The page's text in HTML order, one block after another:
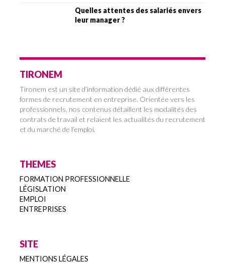
Quelles attentes des salariés envers
leur manager ?
TIRONEM
Tironem est un site d’information dédié aux différentes
formes de recrutement en entreprise. Orientée vers les
professionnels, nos contenus détaillent les modalités des
contrats de travail et relaient les actualités du recrutement
et du marché de l’emploi.
THEMES
FORMATION PROFESSIONNELLE
LÉGISLATION
EMPLOI
ENTREPRISES
SITE
MENTIONS LÉGALES